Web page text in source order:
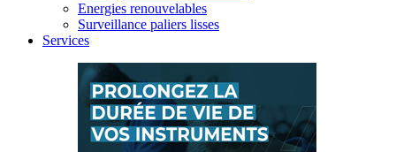
Energies renouvelables
Surveillance paliers lisses
Services